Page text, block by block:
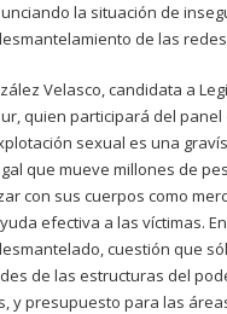
la situación de
de las
Velasco, candidata a
quien participará del
sexual es una
que mueve millones de
con sus cuerpos como
efectiva a las víctimas.
cuestión que
de las estructuras del
y presupuesto para las